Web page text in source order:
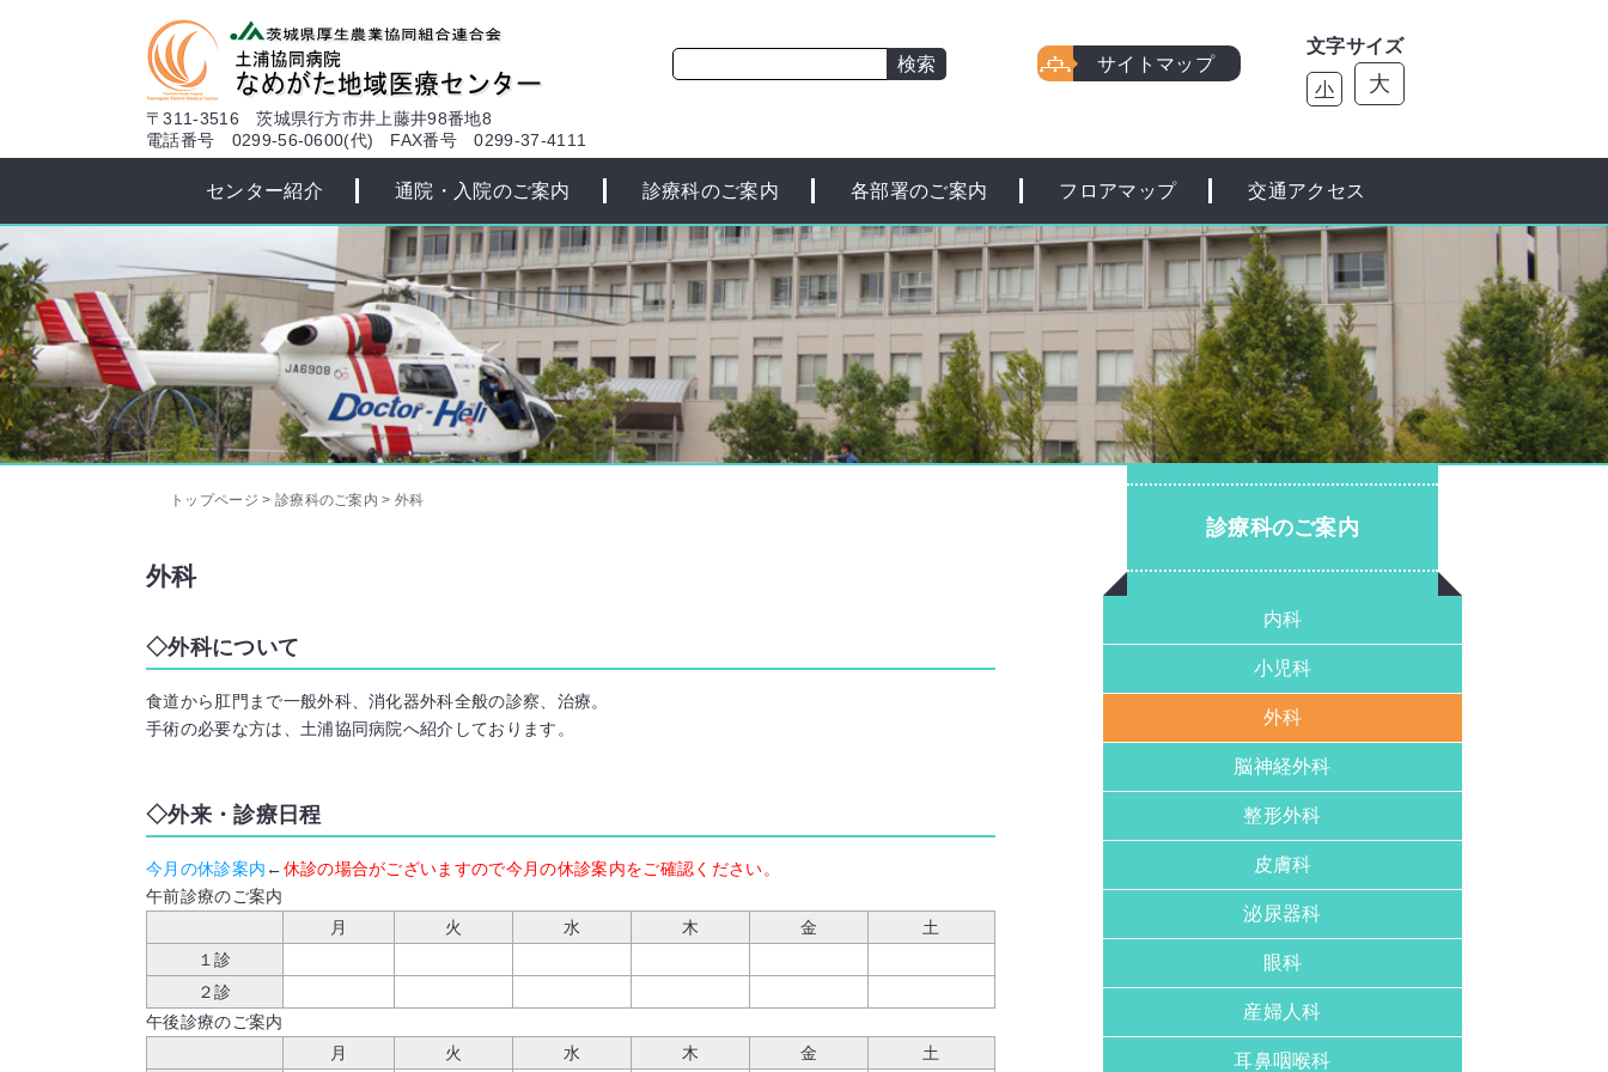
〒311-3516 茨城県行方市井上藤井98番地8
電話番号 0299-56-0600(代)
FAX番号 0299-37-4111
サイトマップ
文字サイズ
小 大
センター紹介 通院・入院のご案内 診療科のご案内 各部署のご案内 フロアマップ 交通アクセス
トップページ > 診療科のご案内 >外科
外科
外科について
食道から肛門まで一般外科、消化器外科全般の診察、治療。
手術の必要な方は、土浦協同病院へ紹介しております。
外来・診療日程
今月の休診案内 ←休診の場合がございますので今月の休診案内をご確認ください。
午前診療のご案内
月
火 水 木 金
土
１診
２診
午後診療のご案内
月
火 水 木 金 土
診療科のご案内
内科
小児科
外科
脳神経外科
整形外科
皮膚科
泌尿器科
眼科
産婦人科
耳鼻咽喉科